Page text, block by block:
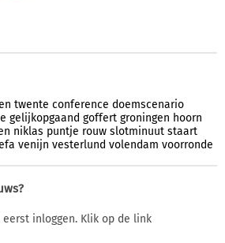
twente conference doemscenario
gelijkopgaand goffert groningen hoorn
niklas puntje rouw slotminuut staart
venijn vesterlund volendam voorronde
inloggen. Klik op de link